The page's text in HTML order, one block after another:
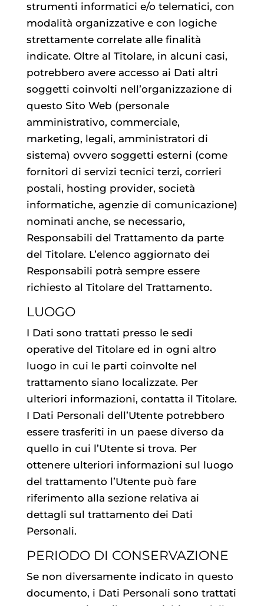
strumenti informatici e/o telematici, con
modalità organizzative e con logiche
strettamente correlate alle finalità
indicate. Oltre al Titolare, in alcuni casi,
potrebbero avere accesso ai Dati altri
soggetti coinvolti nell’organizzazione di
questo Sito Web (personale
amministrativo, commerciale,
marketing, legali, amministratori di
sistema) ovvero soggetti esterni (come
fornitori di servizi tecnici terzi, corrieri
postali, hosting provider, società
informatiche, agenzie di comunicazione)
nominati anche, se necessario,
Responsabili del Trattamento da parte
del Titolare. L’elenco aggiornato dei
Responsabili potrà sempre essere
richiesto al Titolare del Trattamento.
LUOGO
I Dati sono trattati presso le sedi
operative del Titolare ed in ogni altro
luogo in cui le parti coinvolte nel
trattamento siano localizzate. Per
ulteriori informazioni, contatta il Titolare.
I Dati Personali dell’Utente potrebbero
essere trasferiti in un paese diverso da
quello in cui l’Utente si trova. Per
ottenere ulteriori informazioni sul luogo
del trattamento l’Utente può fare
riferimento alla sezione relativa ai
dettagli sul trattamento dei Dati
Personali.
PERIODO DI CONSERVAZIONE
Se non diversamente indicato in questo
documento, i Dati Personali sono trattati